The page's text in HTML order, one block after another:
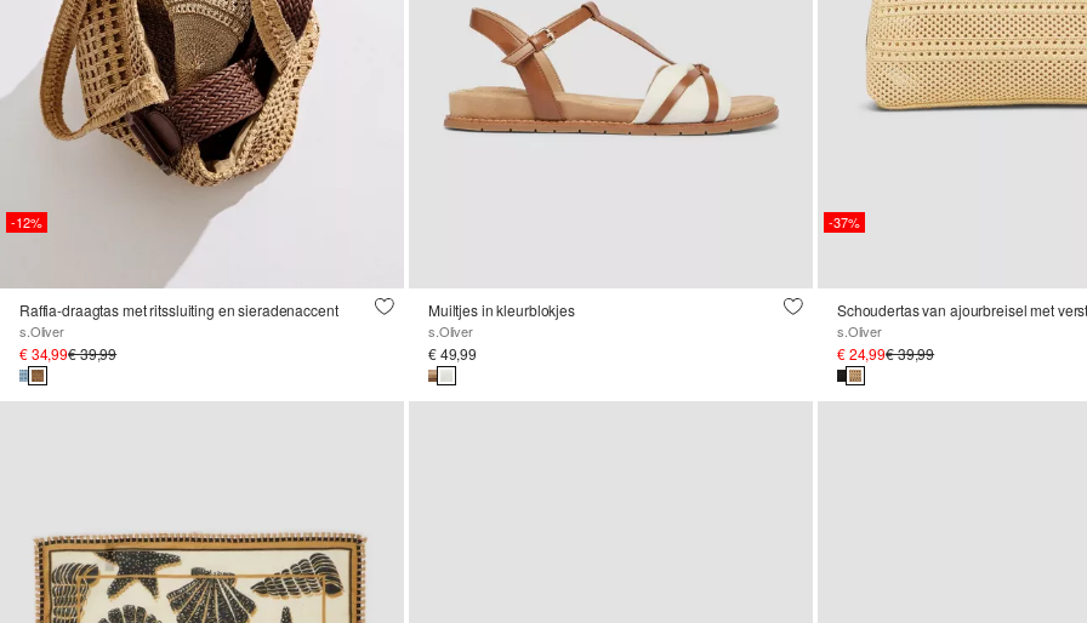
-12%
Raffia-draagtas met ritssluiting en sieradenaccent
s.Oliver
€ 34,99€ 39,99
Muiltjes in kleurblokjes
s.Oliver
€ 49,99
-37%
s.Oliver
€ 24,99€ 39,99